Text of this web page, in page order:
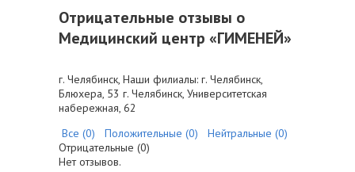
Отрицательные отзывы о
Медицинский центр «ГИМЕНЕЙ»
г. Челябинск, Наши филиалы: г. Челябинск,
Блюхера, 53 г. Челябинск, Университетская
набережная, 62
Все (0)
Положительные (0)
Нейтральные (0)
Отрицательные (0)
Нет отзывов.